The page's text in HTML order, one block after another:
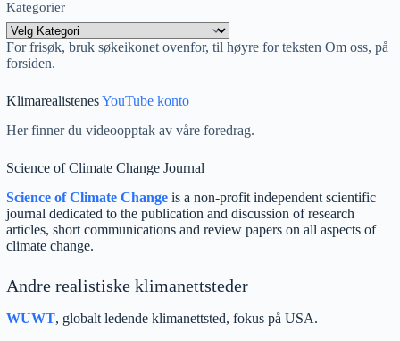
Kategorier
For frisøk, bruk søkeikonet ovenfor, til høyre for teksten Om oss, på
forsiden.
KlimarealistenesYouTube konto
Her finner du videoopptak av våre foredrag.
Science of Climate Change Journal
Science of Climate Change is a non-profit independent scientific
journal dedicated to the publication and discussion of research
articles, short communications and review papers on all aspects of
climate change.
Andre realistiske klimanettsteder
WUWT, globalt ledende klimanettsted, fokus på USA.